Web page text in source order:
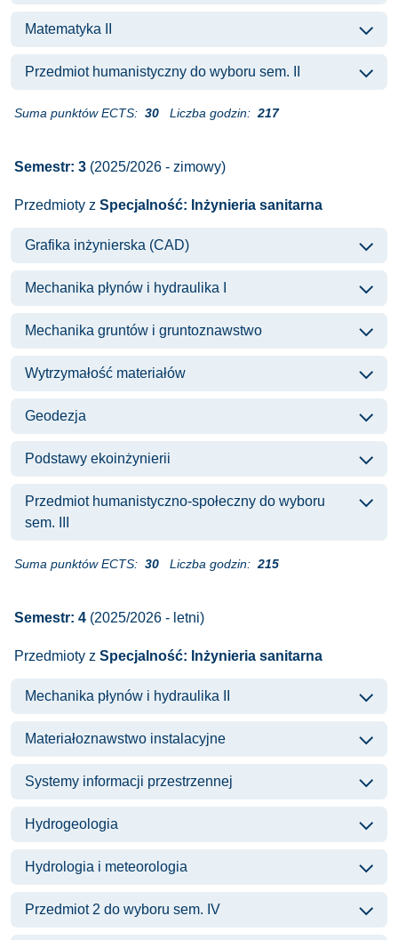
Matematyka II
Przedmiot humanistyczny do wyboru sem. II
Suma punktów ECTS: 30 Liczba godzin: 217
Semestr: 3 (2025/2026 - zimowy)
Przedmioty z Specjalność: Inżynieria sanitarna
Grafika inżynierska (CAD)
Mechanika płynów i hydraulika I
Mechanika gruntów i gruntoznawstwo
Wytrzymałość materiałów
Geodezja
Podstawy ekoinżynierii
Przedmiot humanistyczno-społeczny do wyboru
sem. III
Suma punktów ECTS: 30 Liczba godzin: 215
Semestr: 4 (2025/2026 - letni)
Przedmioty z Specjalność: Inżynieria sanitarna
Mechanika płynów i hydraulika II
Materiałoznawstwo instalacyjne
Systemy informacji przestrzennej
Hydrogeologia
Hydrologia i meteorologia
Przedmiot 2 do wyboru sem. IV